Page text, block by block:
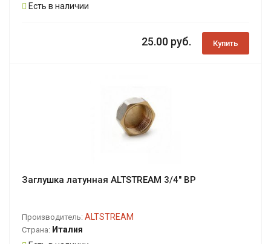
Есть в наличии
25.00 руб. Купить
Заглушка латунная ALTSTREAM 3/4" ВР
Производитель: ALTSTREAM
Страна: Италия